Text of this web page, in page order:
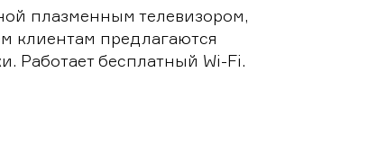
плазменным телевизором,
клиентам предлагаются
Работает бесплатный Wi-Fi.